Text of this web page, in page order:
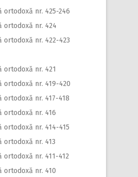
ortodoxă nr. 425-246
ortodoxă nr. 424
ortodoxă nr. 422-423
ortodoxă nr. 421
ortodoxă nr. 419-420
ortodoxă nr. 417-418
ortodoxă nr. 416
ortodoxă nr. 414-415
ortodoxă nr. 413
ortodoxă nr. 411-412
ortodoxă nr. 410